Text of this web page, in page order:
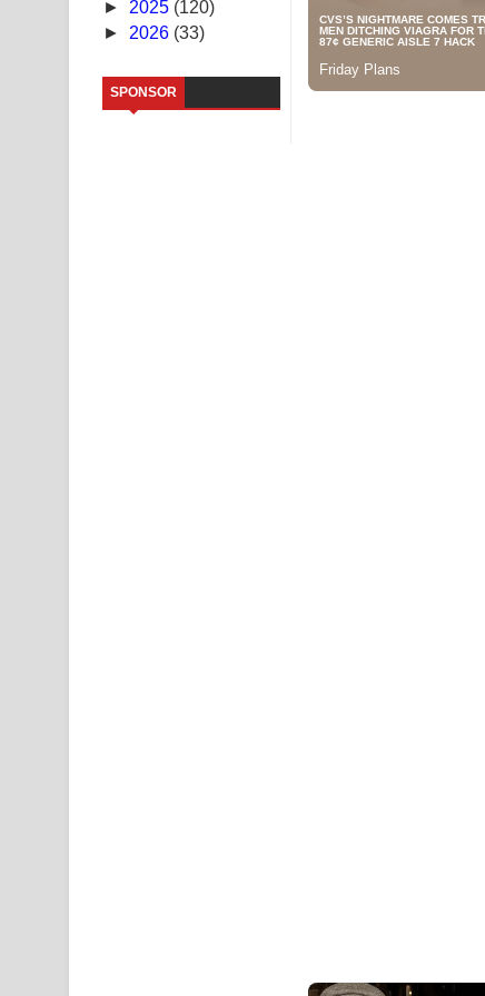
Saddeta Denna Song Lyrics - සද්දෙට දෙන්න
Kaalaya Song Lyrics - කාලය ගීතයේ පද පෙළ
Sandata Duka Hithila Song Lyrics - සඳට දුක
► 2025 (120)
► 2026 (33)
SPONSOR